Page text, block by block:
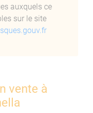
auxquels ce
sur le site
vente à